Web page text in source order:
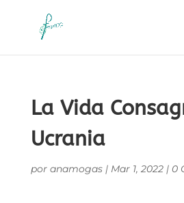
La Vida
Ucrania
por anamogas| Mar 1, 2022| 0